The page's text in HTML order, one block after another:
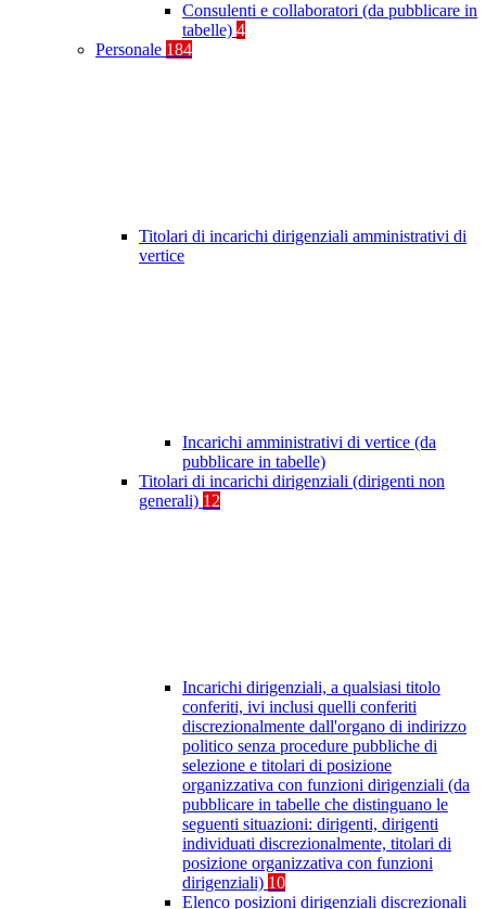
Consulenti e collaboratori (da pubblicare in
tabelle) 4
Personale 184
Titolari di incarichi dirigenziali amministrativi di
vertice
Incarichi amministrativi di vertice (da
pubblicare in tabelle)
Titolari di incarichi dirigenziali (dirigenti non
generali) 12
Incarichi dirigenziali, a qualsiasi titolo
conferiti, ivi inclusi quelli conferiti
discrezionalmente dall'organo di indirizzo
politico senza procedure pubbliche di
selezione e titolari di posizione
organizzativa con funzioni dirigenziali (da
pubblicare in tabelle che distinguano le
seguenti situazioni: dirigenti, dirigenti
individuati discrezionalmente, titolari di
posizione organizzativa con funzioni
dirigenziali) 10
Elenco posizioni dirigenziali discrezionali